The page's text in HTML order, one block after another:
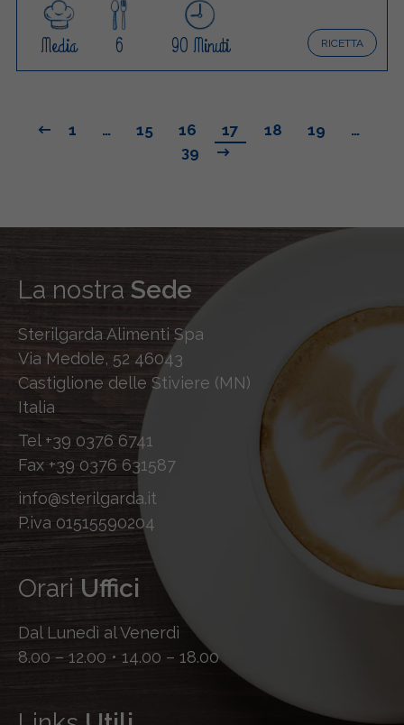
RICETTA
Media 6 90 Minuti
1 … 15 16 17 18 19
…
39
La nostra Sede
Sterilgarda Alimenti Spa
Via Medole, 52 46043
Castiglione delle Stiviere (MN)
Italia
Tel +39 0376 6741
Fax +39 0376 631587
info@sterilgarda.it
P.iva 01515590204
Orari Uffici
Dal Lunedì al Venerdì
8.00 – 12.00 • 14.00 – 18.00